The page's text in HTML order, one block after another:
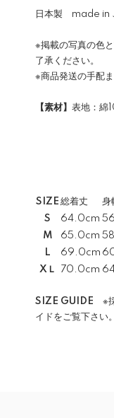
日本製 made in
※掲載の写真の色
了承ください。
※商品発送の手配
【素材】 表地：綿
SIZE 総着丈 身
S
64.0cm
M
65.0cm
L
69.0cm
XＬ
70.0cm
SIZE GUIDE ※
イドをご覧下さい。